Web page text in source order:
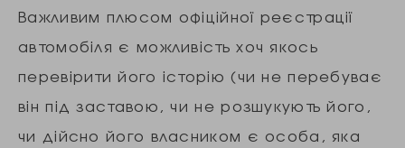
Важливим плюсом офіційної реєстрації
автомобіля є можливість хоч якось
перевірити його історію (чи не перебуває
він під заставою, чи не розшукують його,
чи дійсно його власником є особа, яка